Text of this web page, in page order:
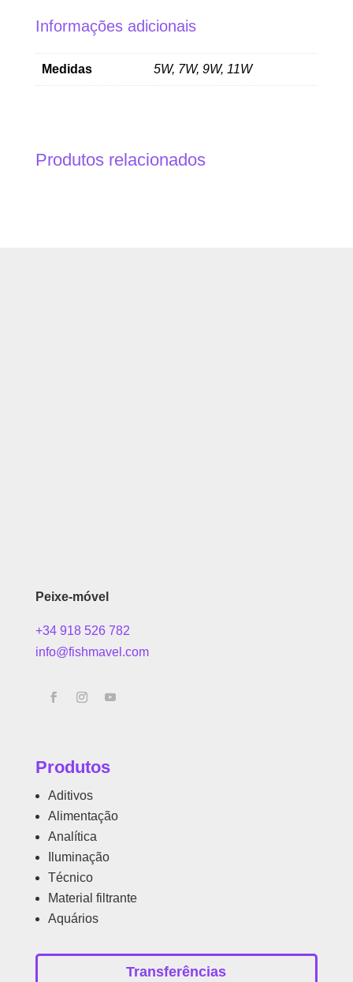
Informações adicionais
Medidas 5W, 7W, 9W, 11W
Produtos relacionados
Peixe-móvel
+34 918 526 782
info@fishmavel.com
Produtos
Aditivos
Alimentação
Analítica
Iluminação
Técnico
Material filtrante
Aquários
Transferências